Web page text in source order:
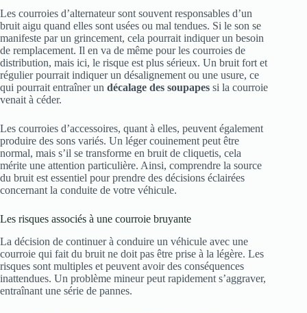
Les courroies d’alternateur sont souvent responsables d’un
bruit aigu quand elles sont usées ou mal tendues. Si le son se
manifeste par un grincement, cela pourrait indiquer un besoin
de remplacement. Il en va de même pour les courroies de
distribution, mais ici, le risque est plus sérieux. Un bruit fort et
régulier pourrait indiquer un désalignement ou une usure, ce
qui pourrait entraîner un décalage des soupapes si la courroie
venait à céder.
Les courroies d’accessoires, quant à elles, peuvent également
produire des sons variés. Un léger couinement peut être
normal, mais s’il se transforme en bruit de cliquetis, cela
mérite une attention particulière. Ainsi, comprendre la source
du bruit est essentiel pour prendre des décisions éclairées
concernant la conduite de votre véhicule.
Les risques associés à une courroie bruyante
La décision de continuer à conduire un véhicule avec une
courroie qui fait du bruit ne doit pas être prise à la légère. Les
risques sont multiples et peuvent avoir des conséquences
inattendues. Un problème mineur peut rapidement s’aggraver,
entraînant une série de pannes.